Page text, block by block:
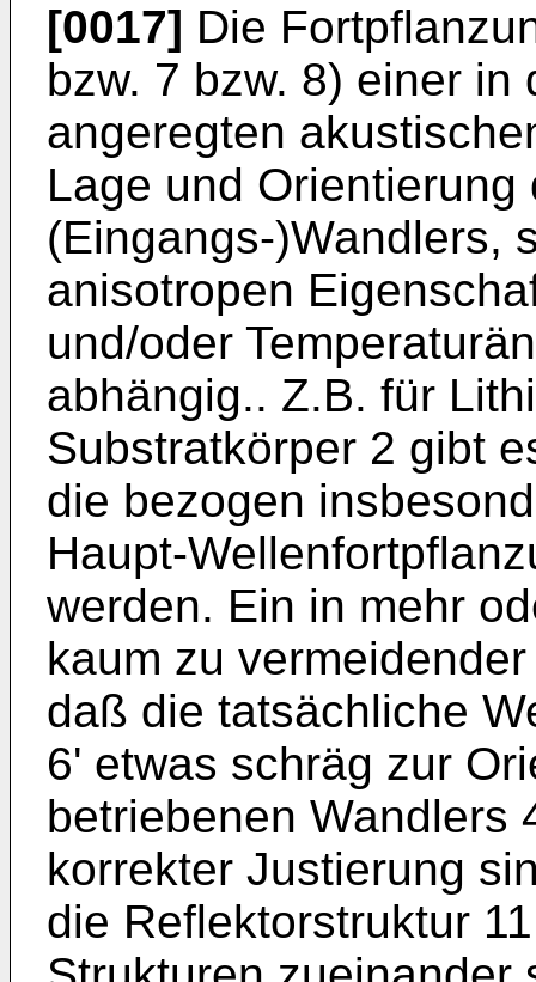
[0017] Die
bzw. 7 bzw. 8) einer in
angeregten
Lage und
(Eingangs-)Wandlers,
anisotropen
und/oder
abhängig.. Z.B. für
Substratkörper 2 gibt
die bezogen
Haupt-
werden. Ein in mehr
kaum zu
daß die tatsächliche
6' etwas schräg zur
betriebenen Wandlers
korrekter Justierung
die Reflektorstruktur